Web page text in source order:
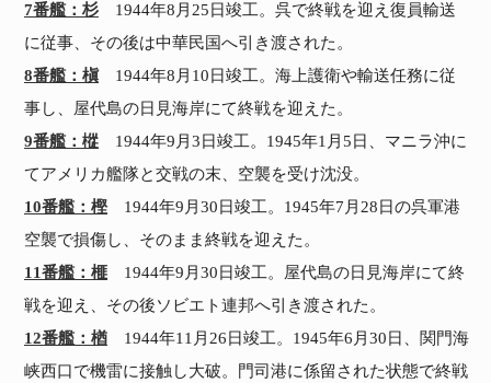
7番艦：杉1944年8月25日竣工。呉で終戦を迎え復員輸送
に従事、その後は中華民国へ引き渡された。
8番艦：槇1944年8月10日竣工。海上護衛や輸送任務に従
事し、屋代島の日見海岸にて終戦を迎えた。
9番艦：樅1944年9月3日竣工。1945年1月5日、マニラ沖に
てアメリカ艦隊と交戦の末、空襲を受け沈没。
10番艦：樫1944年9月30日竣工。1945年7月28日の呉軍港
空襲で損傷し、そのまま終戦を迎えた。
11番艦：榧1944年9月30日竣工。屋代島の日見海岸にて終
戦を迎え、その後ソビエト連邦へ引き渡された。
12番艦：楢1944年11月26日竣工。1945年6月30日、関門海
峡西口で機雷に接触し大破。門司港に係留された状態で終戦